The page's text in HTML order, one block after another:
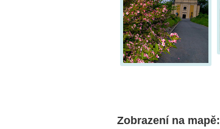
Zobrazení na mapě: